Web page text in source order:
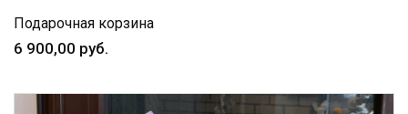
Подарочная корзина
6 900,00 руб.